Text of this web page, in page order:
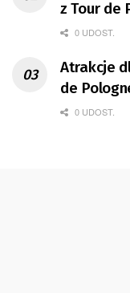
z Tour de
0 UDOST.
Atrakcje
de
0 UDOST.